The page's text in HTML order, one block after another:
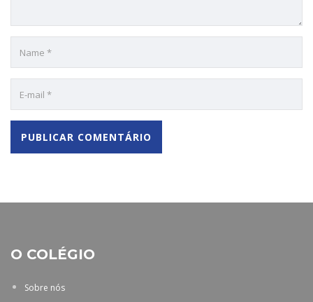
O COLÉGIO
Sobre nós